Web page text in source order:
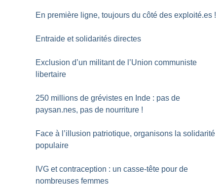
En première ligne, toujours du côté des exploité.es !
Entraide et solidarités directes
Exclusion d’un militant de l’Union communiste
libertaire
250 millions de grévistes en Inde : pas de
paysan.nes, pas de nourriture !
Face à l’illusion patriotique, organisons la solidarité
populaire
IVG et contraception : un casse-tête pour de
nombreuses femmes